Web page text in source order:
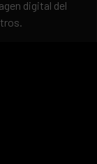
digital del